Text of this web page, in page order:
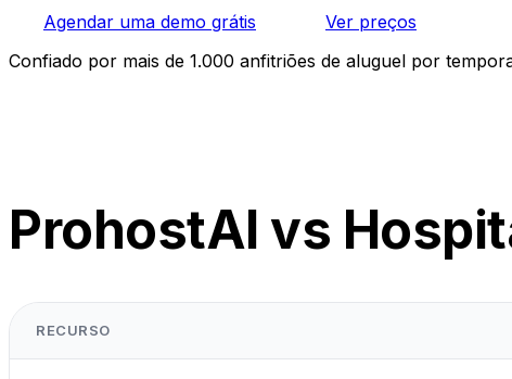
Agendar uma demo grátis
Ver preços
Confiado por mais de 1.000 anfitriões de aluguel por
ProhostAI vs
RECURSO